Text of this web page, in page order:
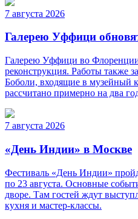
7 августа 2026
Галерею Уффици
Галерею Уффици во
реконструкция. Работы также
Боболи, входящие в музейный
рассчитано примерно на два
7 августа 2026
«День Индии» в Москве
Фестиваль «День Индии»
по 23 августа. Основные
дворе. Там гостей ждут
кухня и мастер-классы.